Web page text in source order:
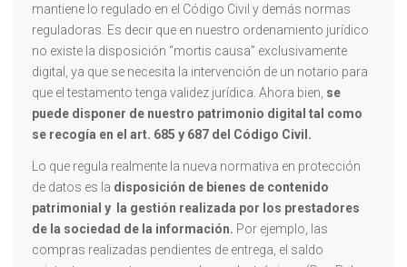
mantiene lo regulado en el Código Civil y demás normas
reguladoras. Es decir que en nuestro ordenamiento jurídico
no existe la disposición “mortis causa” exclusivamente
digital, ya que se necesita la intervención de un notario para
que el testamento tenga validez jurídica. Ahora bien, se
puede disponer de nuestro patrimonio digital tal como
se recogía en el art. 685 y 687 del Código Civil.
Lo que regula realmente la nueva normativa en protección
de datos es la disposición de bienes de contenido
patrimonial y la gestión realizada por los prestadores
de la sociedad de la información. Por ejemplo, las
compras realizadas pendientes de entrega, el saldo